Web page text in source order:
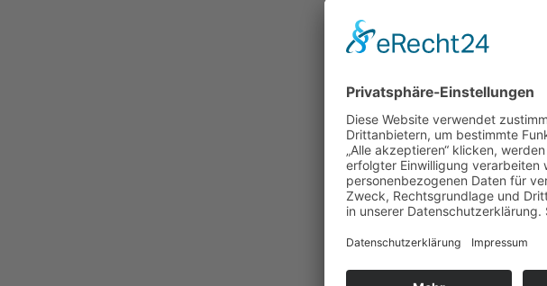
F2 24.06.2023 | 16:30 Uhr